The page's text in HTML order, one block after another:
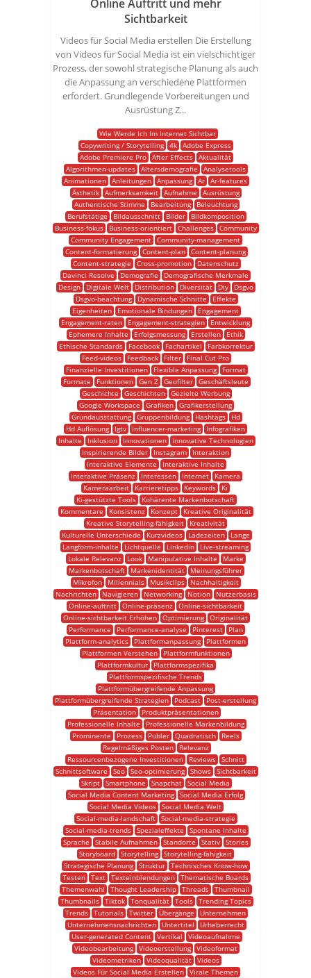
Online Auftritt und mehr
Sichtbarkeit
Videos für Social Media erstellen Die Erstellung
von Videos für Social Media ist ein vielschichtiger
Prozess, der sowohl strategische Planung als auch
die Anpassung an verschiedene Plattformen
erfordert. Grundlegende Vorbereitungen und
Ausrüstung Z...
Wie Werde Ich Im Internet Sichtbar
Copywriting / Storytelling
4k
Adobe Express
Adobe Premiere Pro After Effects Aktualität
Algorithmen-updates
Altersdemografie
Analysetools
Animationen Anleitungen Anpassung Ar Ar-features
Ästhetik
Aufmerksamkeit Aufnahme
Ausrüstung
Authentische Stimme
Bearbeitung
Beleuchtung
Berufstätige
Bildausschnitt Bilder
Bildkomposition
Business-fokus
Business-orientiert Challenges
Community
Community Engagement Community-management
Content-formatierung Content-plan Content-planung
Content-strategie
Cross-promotion
Datenschutz
Davinci Resolve
Demografie
Demografische Merkmale
Design
Digitale Welt Distribution Diversität Diy
Dsgvo
Dsgvo-beachtung
Dynamische Schnitte
Effekte
Eigenheiten
Emotionale Bindungen
Engagement
Engagement-raten
Engagement-strategien
Entwicklung
Ephemere Inhalte
Erfolgsmessung Erstellen
Ethik
Ethische Standards
Facebook Fachartikel
Farbkorrektur
Feed-videos
Feedback Filter
Final Cut Pro
Finanzielle Investitionen
Flexible Anpassung
Format
Formate
Funktionen Gen Z Geofilter
Geschäftsleute
Geschichte
Geschichten
Gezielte Werbung
Google Workspace
Grafiken Grafikerstellung
Grundausstattung
Gruppenbildung Hashtags
Hd
Hd Auflösung
Igtv Influencer-marketing
Infografiken
Inhalte
Inklusion Innovationen
Innovative Technologien
Inspirierende Bilder
Instagram
Interaktion
Interaktive Elemente
Interaktive Inhalte
Interaktive Präsenz
Interessen Internet
Kamera
Kameraarbeit
Karrieretipps Keywords
Ki
Ki-gestützte Tools
Kohärente Markenbotschaft
Kommentare
Konsistenz Konzept
Kreative Originalität
Kreative Storytelling-fähigkeit
Kreativität
Kulturelle Unterschiede
Kurzvideos Ladezeiten
Lange
Langform-inhalte
Lichtquelle Linkedin
Live-streaming
Lokale Relevanz
Look Manipulative Inhalte
Marke
Markenbotschaft
Markenidentität
Meinungsführer
Mikrofon
Millennials Musikclips
Nachhaltigkeit
Nachrichten
Navigieren Networking Notion
Nutzerbasis
Online-auftritt Online-präsenz Online-sichtbarkeit
Online-sichtbarkeit Erhöhen Optimierung Originalität
Performance
Performance-analyse Pinterest
Plan
Plattform-analytics
Plattformanpassung
Plattformen
Plattformen Verstehen
Plattformfunktionen
Plattformkultur
Plattformspezifika
Plattformspezifische Trends
Plattformübergreifende Anpassung
Plattformübergreifende Strategien
Podcast
Post-erstellung
Präsentation
Produktpräsentationen
Professionelle Inhalte
Professionelle Markenbildung
Prominente
Prozess Publer Quadratisch
Reels
Regelmäßiges Posten
Relevanz
Ressourcenbezogene Investitionen
Reviews
Schnitt
Schnittsoftware
Seo Seo-optimierung Shows
Sichtbarkeit
Skript Smartphone Snapchat Social Media
Social Media Content Marketing Social Media Erfolg
Social Media Videos Social Media Welt
Social-media-landschaft
Social-media-strategie
Social-media-trends
Spezialeffekte
Spontane Inhalte
Sprache
Stabile Aufnahmen Standorte Stativ
Stories
Storyboard Storytelling Storytelling-fähigkeit
Strategische Planung
Struktur
Technisches Know-how
Testen Text Texteinblendungen Thematische Boards
Themenwahl
Thought Leadership Threads
Thumbnail
Thumbnails
Tiktok Tonqualität Tools
Trending Topics
Trends Tutorials Twitter Übergänge
Unternehmen
Unternehmensnachrichten
Untertitel
Urheberrecht
User-generated Content
Vertikal
Videoaufnahme
Videobearbeitung
Videoerstellung
Videoformat
Videometriken
Videoqualität
Videos
Videos Für Social Media Erstellen Virale Themen